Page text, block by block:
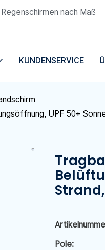
nach Maß
KUNDENSERVICE
UPF 50+
Pole: